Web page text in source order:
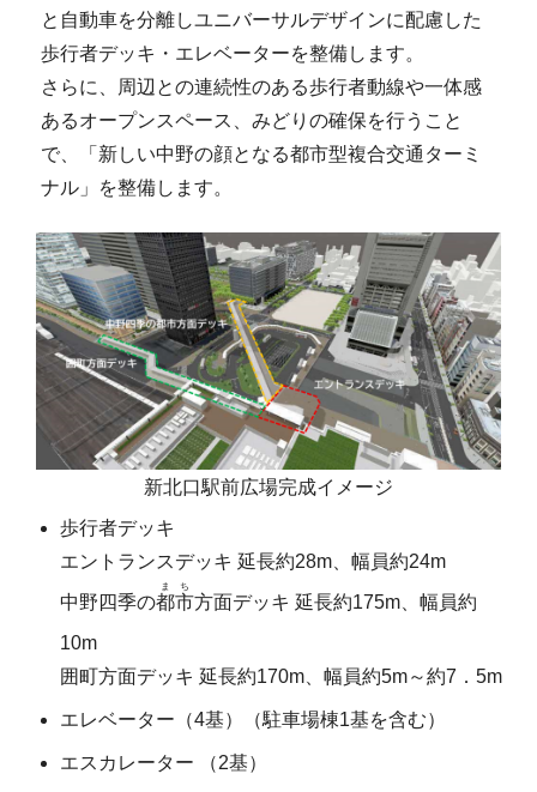
と自動車を分離しユニバーサルデザインに配慮した
歩行者デッキ・エレベーターを整備します。
さらに、周辺との連続性のある歩行者動線や一体感
あるオープンスペース、みどりの確保を行うこと
で、「新しい中野の顔となる都市型複合交通ターミ
ナル」を整備します。
新北口駅前広場完成イメージ
歩行者デッキ
エントランスデッキ 延長約28m、幅員約24m
中野四季の都市
まち
方面デッキ 延長約175m、幅員約
10m
囲町方面デッキ 延長約170m、幅員約5m～約7．5m
エレベーター（4基）（駐車場棟1基を含む）
エスカレーター （2基）